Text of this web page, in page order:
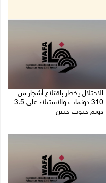
الاحتلال يخطر باقتلاع أشجار من
310 دونمات والاستيلاء على 3.5
دونم جنوب جنين